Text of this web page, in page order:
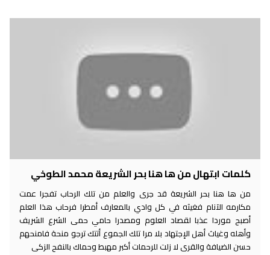
كلمات ابتهال من ها هنا بحر الشريعة محمد الطوخي
من ها هنا بحر الشريعة قد جرى والعلم من تلك الرحاب تفجرا عمت
مكارمه الآنام فغيثه في كل وادي بالمعارف أمطرا فرحاب هذا العلم
أصبح موردا عذبا لقصاد العلوم ومصدرا حامي حمى الشرع الشريف
وأهله وغياث أهل الإجتهاد بلا مرا تلك الجموع أتتك ترجو منحة فامنحهم
حسن الضيافة والقرى لا زلت للرحمات أكبر مهبط وحماك بالنفح الزكى